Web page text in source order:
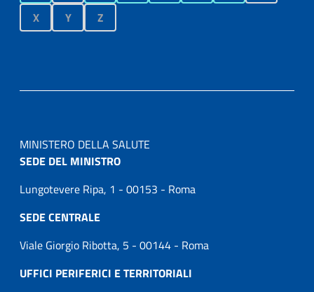
X
Y Z
MINISTERO DELLA SALUTE
SEDE DEL MINISTRO
Lungotevere Ripa, 1 - 00153 - Roma
SEDE CENTRALE
Viale Giorgio Ribotta, 5 - 00144 - Roma
UFFICI PERIFERICI E TERRITORIALI